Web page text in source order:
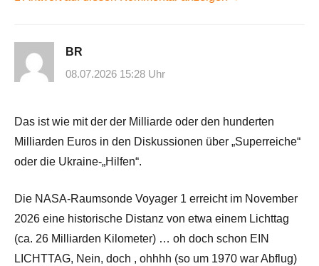
BR
08.07.2026 15:28 Uhr
Das ist wie mit der der Milliarde oder den hunderten
Milliarden Euros in den Diskussionen über „Superreiche“
oder die Ukraine-„Hilfen“.
Die NASA-Raumsonde Voyager 1 erreicht im November
2026 eine historische Distanz von etwa einem Lichttag
(ca. 26 Milliarden Kilometer) … oh doch schon EIN
LICHTTAG, Nein, doch , ohhhh (so um 1970 war Abflug)